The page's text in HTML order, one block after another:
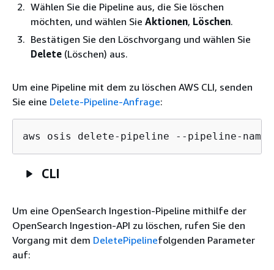
Wählen Sie die Pipeline aus, die Sie löschen
möchten, und wählen Sie Aktionen, Löschen.
Bestätigen Sie den Löschvorgang und wählen Sie
Delete (Löschen) aus.
Um eine Pipeline mit dem zu löschen AWS CLI, senden
Sie eine Delete-Pipeline-Anfrage:
aws osis delete-pipeline --pipeline-name
CLI
Um eine OpenSearch Ingestion-Pipeline mithilfe der
OpenSearch Ingestion-API zu löschen, rufen Sie den
Vorgang mit dem DeletePipelinefolgenden Parameter
auf: